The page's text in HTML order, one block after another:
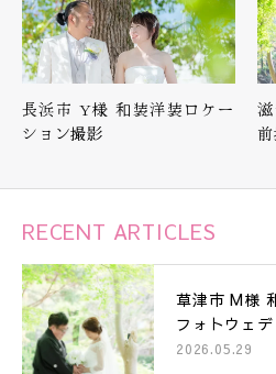
長浜市 Y様 和装洋装ロケー
ション撮影
RECENT ARTICLES
草津市 M様
フォトウェ
2026.05.29